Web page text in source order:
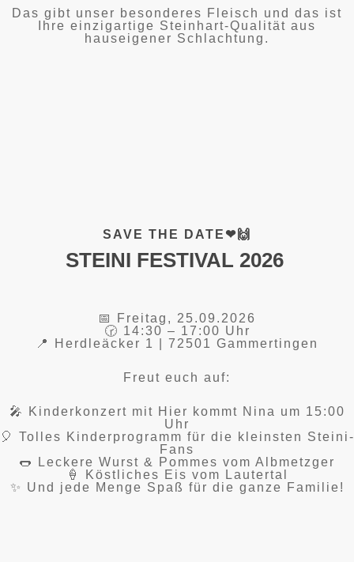
Das gibt unser besonderes Fleisch und das ist
Ihre einzigartige Steinhart-Qualität aus
hauseigener Schlachtung.
SAVE THE DATE❤🙌
STEINI FESTIVAL 2026
📅 Freitag, 25.09.2026
🕝 14:30 – 17:00 Uhr
📍 Herdleäcker 1 | 72501 Gammertingen
Freut euch auf:
🎤 Kinderkonzert mit Hier kommt Nina um 15:00
Uhr
🎈 Tolles Kinderprogramm für die kleinsten Steini-
Fans
🌭 Leckere Wurst & Pommes vom Albmetzger
🍦 Köstliches Eis vom Lautertal
✨ Und jede Menge Spaß für die ganze Familie!